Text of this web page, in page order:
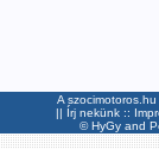
A
|| Írj nekünk ::
©HyGyand